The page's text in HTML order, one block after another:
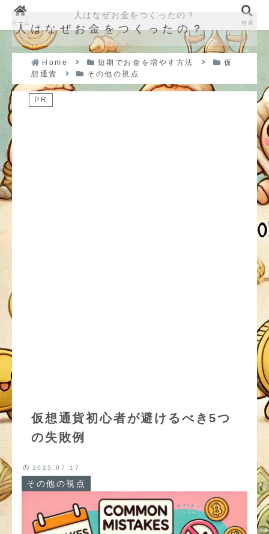
人はなぜお金をつくったの？
Home 短期でお金を増やす方法
仮
想通貨
その他の視点
PR
仮想通貨初心者が避けるべき5つ
の失敗例
その他の視点
2025.07.17
ホーム
人はなぜお金をつくったの？
検索